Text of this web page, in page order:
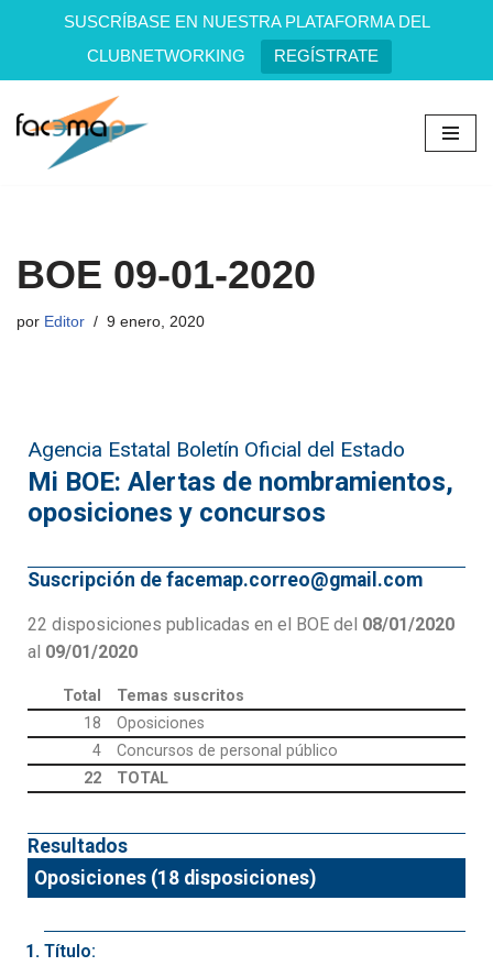
SUSCRÍBASE EN NUESTRA PLATAFORMA DEL
CLUBNETWORKING
REGÍSTRATE
Saltar
BOE 09-01-2020
por Editor 9 enero, 2020
Agencia Estatal Boletín Oficial del Estado
Mi BOE: Alertas de nombramientos,
oposiciones y concursos
Suscripción de facemap.correo@gmail.com
22 disposiciones publicadas en el BOE del 08/01/2020
al 09/01/2020
Total
Temas suscritos
18
Oposiciones
4
Concursos de personal público
22
TOTAL
Resultados
Oposiciones (18 disposiciones)
Título: